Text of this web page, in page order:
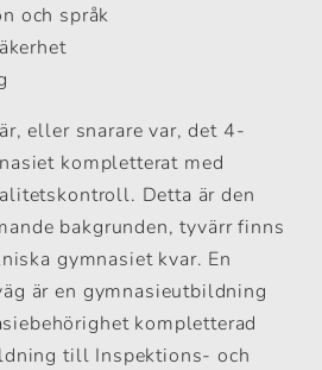
och språk
eller snarare var, det 4-
kompletterat med
Detta är den
bakgrunden, tyvärr finns
gymnasiet kvar. En
är en gymnasieutbildning
kompletterad
till Inspektions- och